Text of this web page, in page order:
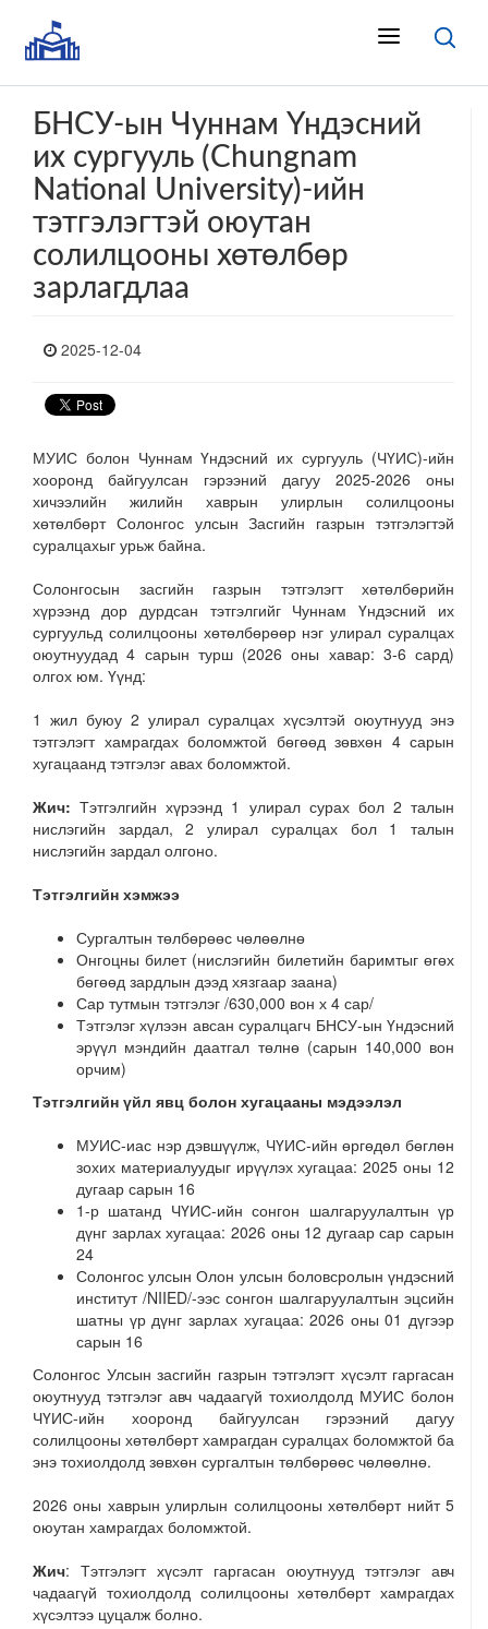
БНСУ-ын Чуннам Үндэсний
их сургууль (Chungnam
National University)-ийн
тэтгэлэгтэй оюутан
солилцооны хөтөлбөр
зарлагдлаа
2025-12-04
МУИС болон Чуннам Үндэсний их сургууль (ЧҮИС)-ийн
хооронд байгуулсан гэрээний дагуу 2025-2026 оны
хичээлийн жилийн хаврын улирлын солилцооны
хөтөлбөрт Солонгос улсын Засгийн газрын тэтгэлэгтэй
суралцахыг урьж байна.
Солонгосын засгийн газрын тэтгэлэгт хөтөлбөрийн
хүрээнд дор дурдсан тэтгэлгийг Чуннам Үндэсний их
сургуульд солилцооны хөтөлбөрөөр нэг улирал суралцах
оюутнуудад 4 сарын турш (2026 оны хавар: 3-6 сард)
олгох юм. Үүнд:
1 жил буюу 2 улирал суралцах хүсэлтэй оюутнууд энэ
тэтгэлэгт хамрагдах боломжтой бөгөөд зөвхөн 4 сарын
хугацаанд тэтгэлэг авах боломжтой.
Жич: Тэтгэлгийн хүрээнд 1 улирал сурах бол 2 талын
нислэгийн зардал, 2 улирал суралцах бол 1 талын
нислэгийн зардал олгоно.
Тэтгэлгийн хэмжээ
Сургалтын төлбөрөөс чөлөөлнө
Онгоцны билет (нислэгийн билетийн баримтыг өгөх
бөгөөд зардлын дээд хязгаар заана)
Сар тутмын тэтгэлэг /630,000 вон х 4 сар/
Тэтгэлэг хүлээн авсан суралцагч БНСУ-ын Үндэсний
эрүүл мэндийн даатгал төлнө (сарын 140,000 вон
орчим)
Тэтгэлгийн үйл явц болон хугацааны мэдээлэл
МУИС-иас нэр дэвшүүлж, ЧҮИС-ийн өргөдөл бөглөн
зохих материалуудыг ирүүлэх хугацаа: 2025 оны 12
дугаар сарын 16
1-р шатанд ЧҮИС-ийн сонгон шалгаруулалтын үр
дүнг зарлах хугацаа: 2026 оны 12 дугаар сар сарын
24
Солонгос улсын Олон улсын боловсролын үндэсний
институт /NIIED/-ээс сонгон шалгаруулалтын эцсийн
шатны үр дүнг зарлах хугацаа: 2026 оны 01 дүгээр
сарын 16
Солонгос Улсын засгийн газрын тэтгэлэгт хүсэлт гаргасан
оюутнууд тэтгэлэг авч чадаагүй тохиолдолд МУИС болон
ЧҮИС-ийн хооронд байгуулсан гэрээний дагуу
солилцооны хөтөлбөрт хамрагдан суралцах боломжтой ба
энэ тохиолдолд зөвхөн сургалтын төлбөрөөс чөлөөлнө.
2026 оны хаврын улирлын солилцооны хөтөлбөрт нийт 5
оюутан хамрагдах боломжтой.
Жич: Тэтгэлэгт хүсэлт гаргасан оюутнууд тэтгэлэг авч
чадаагүй тохиолдолд солилцооны хөтөлбөрт хамрагдах
хүсэлтээ цуцалж болно.